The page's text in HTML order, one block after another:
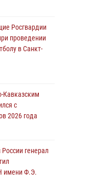
туризма и
акции
в Сибири
горе в
тренировку по
Росгвардии
проведении
в Санкт-
Кавказским
с
2026 года
генерал
имени Ф.Э.